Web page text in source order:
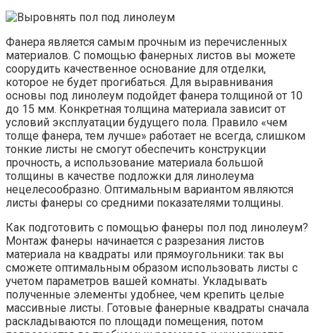
Фанера является самым прочным из перечисленных
материалов. С помощью фанерных листов вы можете
соорудить качественное основание для отделки,
которое не будет прогибаться. Для выравнивания
основы под линолеум подойдет фанера толщиной от 10
до 15 мм. Конкретная толщина материала зависит от
условий эксплуатации будущего пола. Правило «чем
толще фанера, тем лучше» работает не всегда, слишком
тонкие листы не смогут обеспечить конструкции
прочность, а использование материала большой
толщины в качестве подложки для линолеума
нецелесообразно. Оптимальным вариантом являются
листы фанеры со средними показателями толщины.
Как подготовить с помощью фанеры пол под линолеум?
Монтаж фанеры начинается с разрезания листов
материала на квадраты или прямоугольники: так вы
сможете оптимальным образом использовать листы с
учетом параметров вашей комнаты. Укладывать
полученные элементы удобнее, чем крепить целые
массивные листы. Готовые фанерные квадраты сначала
раскладываются по площади помещения, потом